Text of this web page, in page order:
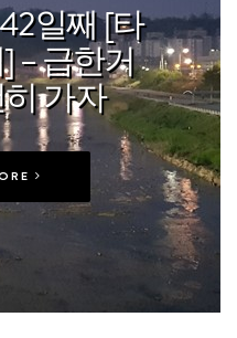
일째 [타
– 급한거
가자